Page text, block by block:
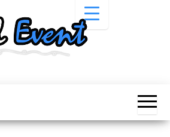
Pameran,
Pameran,